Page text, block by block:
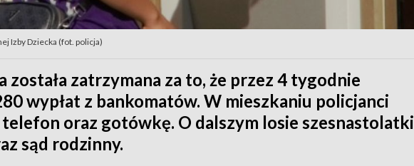
Izby Dziecka (fot. policja)
została zatrzymana za to, że przez 4 tygodnie
wypłat z bankomatów. W mieszkaniu policjanci
oraz gotówkę. O dalszym losie szesnastolatki
sąd rodzinny.